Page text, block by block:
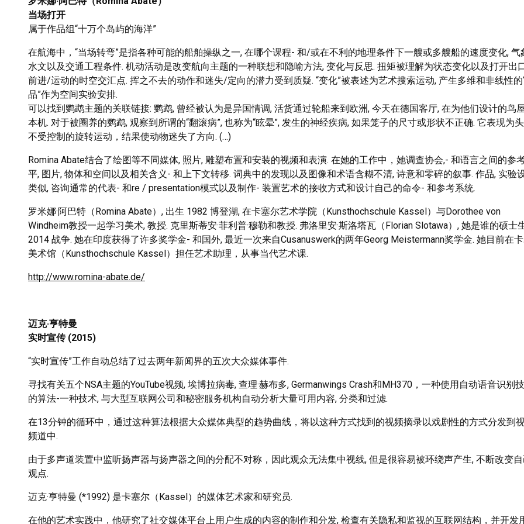
当场打开
属于作品组“十万个岛屿的海洋”
在航海中，“当场转弯”是指各种可能的船舶操纵之一, 在哪个课程- 和/或在不利的地理条件下一艘或多艘船的速度变化, 气
水文以及交通工程条件. 机动活动是改变航向主题的一种联想和隐喻方法, 变化与反思. 扭矩被理解为状态变化以及打开出
前进/运动的时空交汇点. 挥之不去的动作和迷失/定向的潜力受到质疑. “变化”被表述为艺术搜索运动, 产生多维和非线性的
品”作为空间实验安排.
可以找到鹦鹉主题的关联链接: 鹦鹉, 曾经被认为是异国情调, 活货通过轮船来到欧洲, 今天在德国客厅, 在为他们设计的鸟
本机. 对于被圈养的鹦鹉, 观察到所谓的“翻滚病”, 也称为“眩晕”, 发生的神经疾病, 如果笼子的尺寸或形状不正确. 它表现为
不受控制的旋转运动，结果使动物迷失了方向. (…)
Romina Abate结合了绘图等不同媒体, 照片, 雕塑布置和安装的视频和表演. 在她的工作中，她调查协会,- 和语言之间的参
平, 图片, 物体和空间以及相关含义- 和上下文转移. 词典中的发现以及图像和术语含糊不清, 诗意和零碎的叙事. 作品, 实验
类似, 咨询通常的代表- 和re / presentation模式以及制作- 装置艺术的接收方式和设计自己的命令- 和参考系统.
罗米娜·阿巴特（Romina Abate）, 出生 1982 博登湖, 在卡塞尔艺术学院（Kunsthochschule Kassel）与Dorothee von
Windheim教授一起学习美术, 教授. 克里斯蒂安·菲利普·穆勒和教授. 弗洛里安·斯洛塔瓦（Florian Slotawa）, 她是谁的硕士
2014 战争. 她在印度获得了许多奖学金- 和国外, 最近一次来自Cusanuswerk的两年Georg Meistermann奖学金. 她目前在
美术馆（Kunsthochschule Kassel）担任艺术助理，从事当代艺术课.
http://www.romina-abate.de/
迈克·亨特曼
实时宣传 (2015)
“实时宣传”工作自动总结了过去两年新闻界的五次大众媒体事件.
寻找有关五个NSA主题的YouTube视频, 埃博拉病毒, 查理·赫布多, Germanwings Crash和MH370，一种使用自动语音识别
的算法-一种技术, 与大型互联网公司和秘密服务机构自动分析大量可用内容, 分类和过滤.
在13分钟的循环中，通过这种算法根据大众媒体典型的趋势曲线，将以这种方式找到的视频摘录以戏剧性的方式分发到
频道中.
由于多声道装置中监听扬声器与扬声器之间的分配不对称，因此观众无法集中视线, 但是很容易被环绕声产生, 不断改变
观点.
迈克·亨特曼 (*1992) 是卡塞尔（Kassel）的媒体艺术家和研究员.
在他的艺术实践中，他研究了社交媒体平台上用户生成的内容的制作和分发, 检查有关隐私和监视的互联网结构，并开发